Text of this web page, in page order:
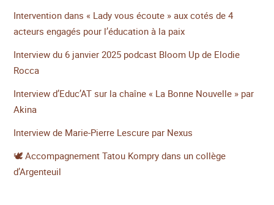
Intervention dans « Lady vous écoute » aux cotés de 4
acteurs engagés pour l’éducation à la paix
Interview du 6 janvier 2025 podcast Bloom Up de Elodie
Rocca
Interview d’Educ’AT sur la chaîne « La Bonne Nouvelle » par
Akina
Interview de Marie-Pierre Lescure par Nexus
🕊️ Accompagnement Tatou Kompry dans un collège
d’Argenteuil